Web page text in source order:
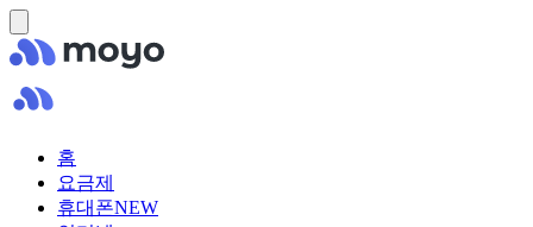
홈
요금제
휴대폰NEW